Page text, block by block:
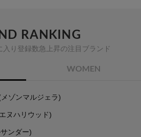
RANKING
入り登録数急上昇の注目ブランド
WOMEN
メゾンマルジェラ)
ヌハリウッド)
ンダー)